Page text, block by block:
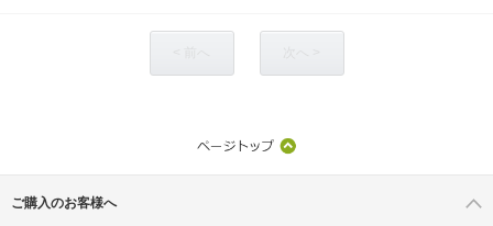
ご購入のお客様へ